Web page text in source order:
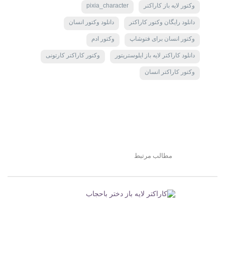
وکتور لایه باز کاراکتر pixia_character
دانلود رایگان وکتور کاراکتر دانلود وکتور انسان
وکتور انسان برای فتوشاپ وکتور ادم
دانلود کاراکتر لایه باز ایلوستریتور وکتور کاراکتر کارتونی
وکتور کاراکتر انسان
مطالب مرتبط